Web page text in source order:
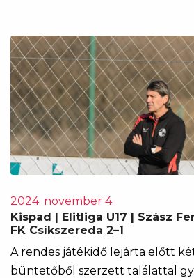
2024. november 4.
Kispad | Elitliga U17 | Szász
FK Csíkszereda 2–1
A rendes játékidő lejárta előtt
büntetőből szerzett találattal